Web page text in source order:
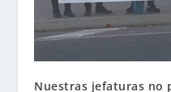
Nuestras jefaturas no